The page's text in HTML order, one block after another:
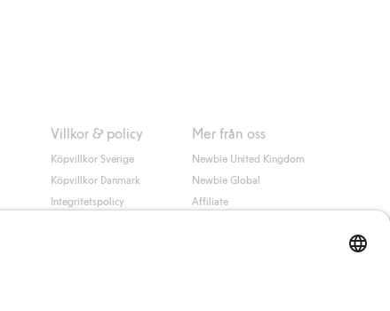
Villkor & policy
Köpvillkor Sverige
Köpvillkor Danmark
Integritetspolicy
Mer från oss
Newbie United Kingdom
Newbie Global
Affiliate